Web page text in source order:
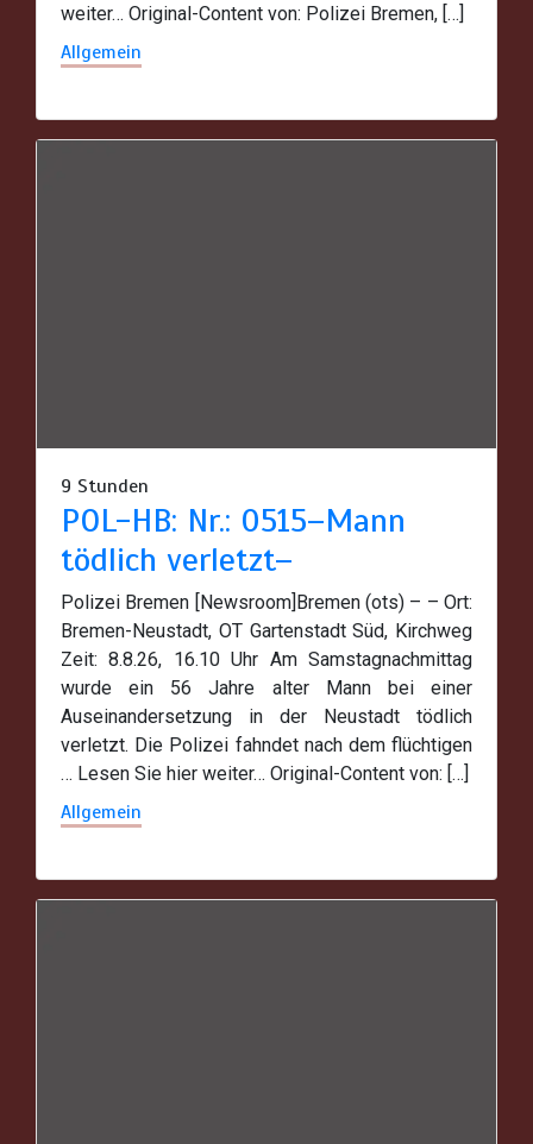
weiter… Original-Content von: Polizei Bremen, […]
Allgemein
9 Stunden
POL-HB: Nr.: 0515–Mann
tödlich verletzt–
Polizei Bremen [Newsroom]Bremen (ots) – – Ort:
Bremen-Neustadt, OT Gartenstadt Süd, Kirchweg
Zeit: 8.8.26, 16.10 Uhr Am Samstagnachmittag
wurde ein 56 Jahre alter Mann bei einer
Auseinandersetzung in der Neustadt tödlich
verletzt. Die Polizei fahndet nach dem flüchtigen
… Lesen Sie hier weiter… Original-Content von: […]
Allgemein